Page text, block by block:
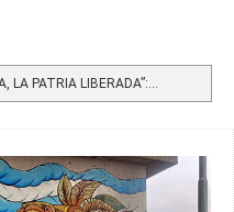
LA PATRIA LIBERADA”:...